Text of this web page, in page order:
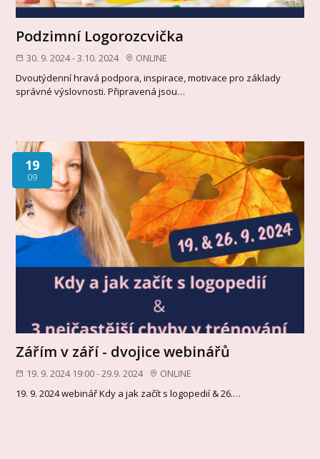
Podzimní Logorozcvička
30. 9. 2024 - 3.10. 2024
ONLINE
Dvoutýdenní hravá podpora, inspirace, motivace pro základy
správné výslovnosti. Připravená jsou…
19
09
Zářím v září - dvojice webinářů
19. 9. 2024 19:00 - 29.9. 2024
ONLINE
19. 9. 2024 webinář Kdy a jak začít s logopedií & 26.…